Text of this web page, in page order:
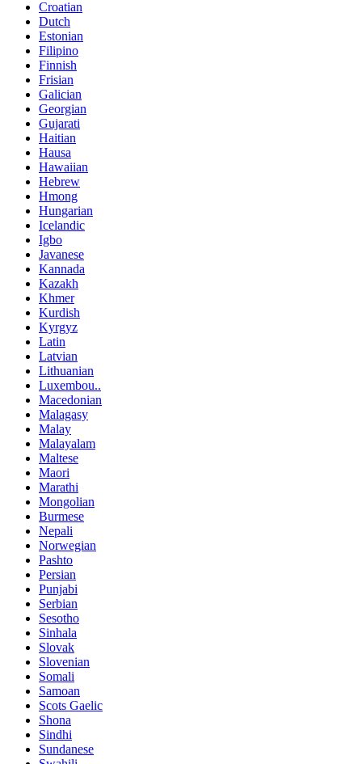
Croatian
Dutch
Estonian
Filipino
Finnish
Frisian
Galician
Georgian
Gujarati
Haitian
Hausa
Hawaiian
Hebrew
Hmong
Hungarian
Icelandic
Igbo
Javanese
Kannada
Kazakh
Khmer
Kurdish
Kyrgyz
Latin
Latvian
Lithuanian
Luxembou..
Macedonian
Malagasy
Malay
Malayalam
Maltese
Maori
Marathi
Mongolian
Burmese
Nepali
Norwegian
Pashto
Persian
Punjabi
Serbian
Sesotho
Sinhala
Slovak
Slovenian
Somali
Samoan
Scots Gaelic
Shona
Sindhi
Sundanese